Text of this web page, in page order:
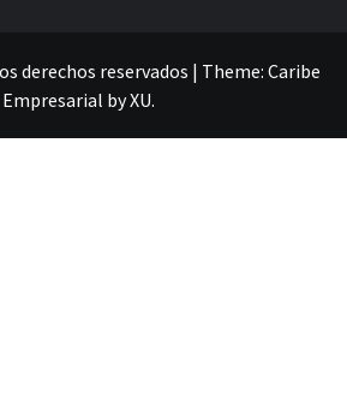
derechos reservados | Theme: Caribe
Empresarial byXU.